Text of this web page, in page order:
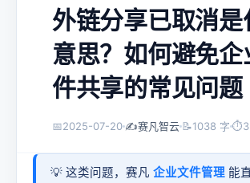
外链分享已取消是
意思？如何避免企
件共享的常见问题
📅2025-07-20 ✍️赛凡智云 📝1038 字 ⏱
💡 这类问题，赛凡 企业文件管理 能